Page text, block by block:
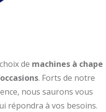
de machines à chape
. Forts de notre
nous saurons vous
répondra à vos besoins.